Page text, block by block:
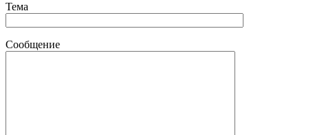
Тема
Сообщение